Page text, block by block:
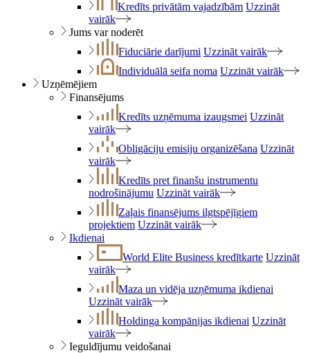
Kredīts privātām vajadzībām Uzzināt
vairāk
Jums var noderēt
Fiduciārie darījumi Uzzināt vairāk
Individuālā seifa noma Uzzināt vairāk
Uzņēmējiem
Finansējums
Kredīts uzņēmuma izaugsmei Uzzināt
vairāk
Obligāciju emisiju organizēšana Uzzināt
vairāk
Kredīts pret finanšu instrumentu
nodrošinājumu Uzzināt vairāk
Zaļais finansējums ilgtspējīgiem
projektiem Uzzināt vairāk
Ikdienai
World Elite Business kredītkarte Uzzināt
vairāk
Maza un vidēja uzņēmuma ikdienai
Uzzināt vairāk
Holdinga kompānijas ikdienai Uzzināt
vairāk
Ieguldījumu veidošanai